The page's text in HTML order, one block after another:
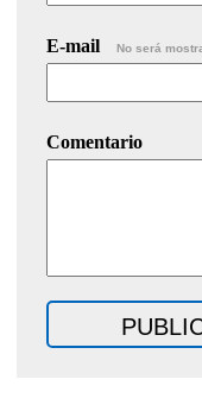
E-mail No será
Comentario